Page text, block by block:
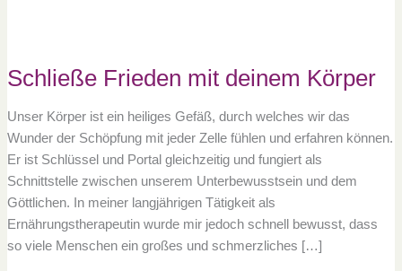
Schließe Frieden mit deinem Körper
Unser Körper ist ein heiliges Gefäß, durch welches wir das
Wunder der Schöpfung mit jeder Zelle fühlen und erfahren können.
Er ist Schlüssel und Portal gleichzeitig und fungiert als
Schnittstelle zwischen unserem Unterbewusstsein und dem
Göttlichen. In meiner langjährigen Tätigkeit als
Ernährungstherapeutin wurde mir jedoch schnell bewusst, dass
so viele Menschen ein großes und schmerzliches […]